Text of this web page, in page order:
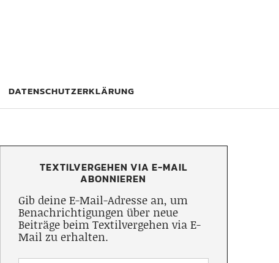
DATENSCHUTZERKLÄRUNG
TEXTILVERGEHEN VIA E-MAIL
ABONNIEREN
Gib deine E-Mail-Adresse an, um
Benachrichtigungen über neue
Beiträge beim Textilvergehen via E-
Mail zu erhalten.